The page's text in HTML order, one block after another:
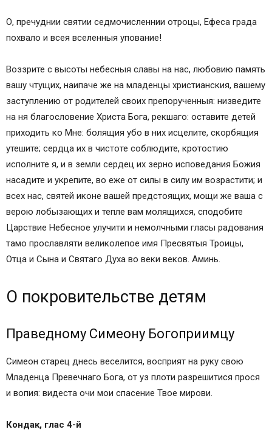
О, пречуднии святии седмочисленнии отроцы, Ефеса града
похвало и всея вселенныя упование!
Воззрите с высоты небесныя славы на нас, любовию память
вашу чтущих, наипаче же на младенцы христианския, вашему
заступлению от родителей своих препорученныя: низведите
на ня благословение Христа Бога, рекшаго: оставите детей
приходить ко Мне: болящия убо в них исцелите, скорбящия
утешите; сердца их в чистоте соблюдите, кротостию
исполните я, и в земли сердец их зерно исповедания Божия
насадите и укрепите, во еже от силы в силу им возрастити; и
всех нас, святей иконе вашей предстоящих, мощи же ваша с
верою лобызающих и тепле вам молящихся, сподобите
Царствие Небесное улучити и немолчными гласы радования
тамо прославляти великолепое имя Пресвятыя Троицы,
Отца и Сына и Святаго Духа во веки веков. Аминь.
О покровительстве детям
Праведному Симеону Богоприимцу
Симеон старец днесь веселится, восприят на руку свою
Младенца Превечнаго Бога, от уз плоти разрешитися прося
и вопия: видеста очи мои спасение Твое мирови.
Кондак, глас 4-й